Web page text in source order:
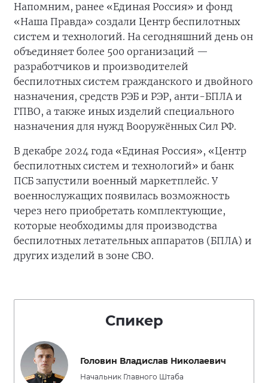
Напомним, ранее «Единая Россия» и фонд
«Наша Правда» создали Центр беспилотных
систем и технологий. На сегодняшний день он
объединяет более 500 организаций —
разработчиков и производителей
беспилотных систем гражданского и двойного
назначения, средств РЭБ и РЭР, анти-БПЛА и
ГПВО, а также иных изделий специального
назначения для нужд Вооружённых Сил РФ.
В декабре 2024 года «Единая Россия», «Центр
беспилотных систем и технологий» и банк
ПСБ запустили военный маркетплейс. У
военнослужащих появилась возможность
через него приобретать комплектующие,
которые необходимы для производства
беспилотных летательных аппаратов (БПЛА) и
других изделий в зоне СВО.
Спикер
Головин Владислав Николаевич
Начальник Главного Штаба